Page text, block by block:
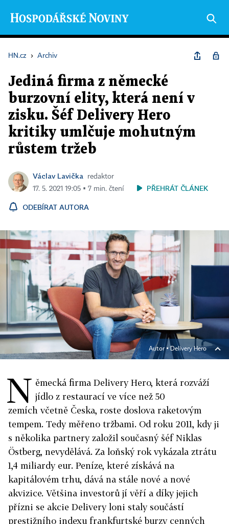
HN.cz › Archiv
Jediná firma z německé
burzovní elity, která není v
zisku. Šéf Delivery Hero
kritiky umlčuje mohutným
růstem tržeb
Václav Lavička
redaktor
17. 5. 2021 19:05 ▪ 7 min. čtení
PŘEHRÁT ČLÁNEK
ODEBÍRAT AUTORA
Autor ▪Delivery Hero
N ěmecká firma Delivery Hero, která rozváží
jídlo z restaurací ve více než 50
zemích včetně Česka, roste doslova raketovým
tempem. Tedy měřeno tržbami. Od roku 2011, kdy ji
s několika partnery založil současný šéf Niklas
Östberg, nevydělává. Za loňský rok vykázala ztrátu
1,4 miliardy eur. Peníze, které získává na
kapitálovém trhu, dává na stále nové a nové
akvizice. Většina investorů jí věří a díky jejich
přízni se akcie Delivery loni staly součástí
prestižního indexu frankfurtské burzy cenných